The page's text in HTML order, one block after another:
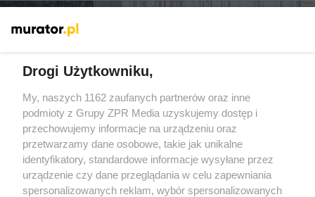
Żaden utwór zamieszczony w serwisie nie może być powielany i
rozpowszechniany lub dalej rozpowszechniany w jakikolwiek
sposób (w tym także elektroniczny lub mechaniczny) na
jakimkolwiek polu eksploatacji w jakiejkolwiek formie, włącznie z
umieszczaniem w Internecie bez pisemnej zgody właściciela praw.
Jakiekolwiek użycie lub wykorzystanie utworów w całości lub w
części z naruszeniem prawa, tzn. bez właściwej zgody, jest
zabronione pod groźbą kary i może być ścigane prawnie.
Drogi Użytkowniku,
My, naszych 1162 zaufanych partnerów oraz inne
podmioty z Grupy ZPR Media uzyskujemy dostęp i
przechowujemy informacje na urządzeniu oraz
przetwarzamy dane osobowe, takie jak unikalne
identyfikatory, standardowe informacje wysyłane przez
urządzenie czy dane przeglądania w celu zapewniania
spersonalizowanych reklam, wybór spersonalizowanych